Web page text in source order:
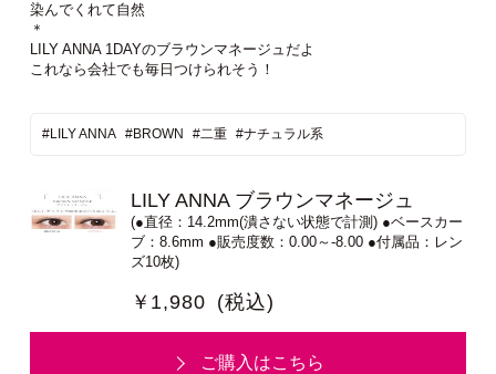
染んでくれて自然
＊
LILY ANNA 1DAYのブラウンマネージュだよ
これなら会社でも毎日つけられそう！
#LILY ANNA #BROWN #二重 #ナチュラル系
LILY ANNA ブラウンマネージュ
(●直径：14.2mm(潰さない状態で計測) ●ベースカー
ブ：8.6mm ●販売度数：0.00～-8.00 ●付属品：レン
ズ10枚)
￥1,980 (税込)
ご購入はこちら